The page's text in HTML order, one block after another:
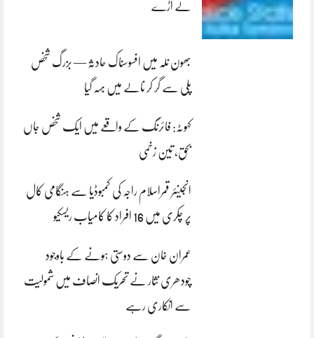
لے اڑے
بھون نلہ میں افسوسناک حادثہ — بزرگ شخص
پلی سے گر کر نالے میں بہہ گیا
کہوٹہ: فائرنگ کے واقعے میں ایک شخص جاں
بحق، تین زخمی
انجینئر قمراسلام راجہ کی کمبوڈیا سے ہنگامی کال
پر چکری میں 16 افراد کا کامیاب ریسکیو
عمران خان سے دوستی ہونے کے باوجود
چودھری نثار نے تحریک انصاف میں شمولیت
سے انکاری رہے